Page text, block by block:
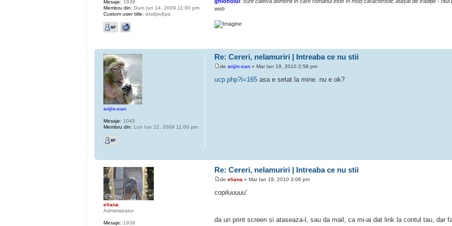
web
Mesaje: 1939
Membru din: Dum Iun 14, 2009 11:00 pm
Custom user title: αλαξανδρα
Re: Cereri, nelamuriri | Intreaba ce nu stii
de anjin-san » Mar Ian 19, 2010 2:58 pm
ucp.php?i=165 asa e setat la mine. nu e ok?
anjin-san
Mesaje: 1045
Membru din: Lun Iun 22, 2009 11:00 pm
Re: Cereri, nelamuriri | Intreaba ce nu stii
de eliana » Mar Ian 19, 2010 3:06 pm
copiluuuuu'
da un print screen si ataseaza-l, sau da mail, ca mi-ai dat link la contul tau, dar
eliana
Administrator
Mesaje: 1939